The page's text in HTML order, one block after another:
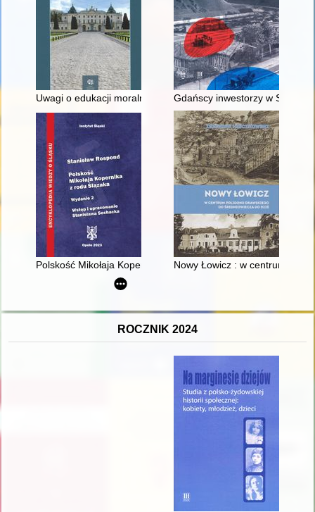
Uwagi o edukacji moralnej synów szlacheckich w XVI-
Gdańscy inwestorzy w
Polskość Mikołaja Kopernika z rodu ŚlązakaNowy Łowicz : w centrum
ROCZNIK 2024